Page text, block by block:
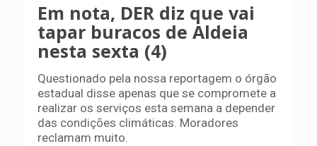
Em nota, DER diz que vai
tapar buracos de Aldeia
nesta sexta (4)
Questionado pela nossa reportagem o órgão
estadual disse apenas que se compromete a
realizar os serviços esta semana a depender
das condições climáticas. Moradores
reclamam muito.